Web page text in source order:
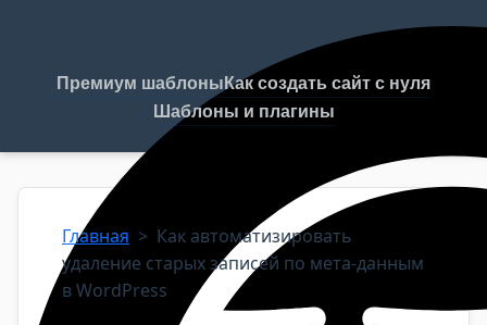
Премиум шаблоны Как создать сайт с нуля
Шаблоны и плагины
Главная > Как автоматизировать
удаление старых записей по мета-данным
в WordPress